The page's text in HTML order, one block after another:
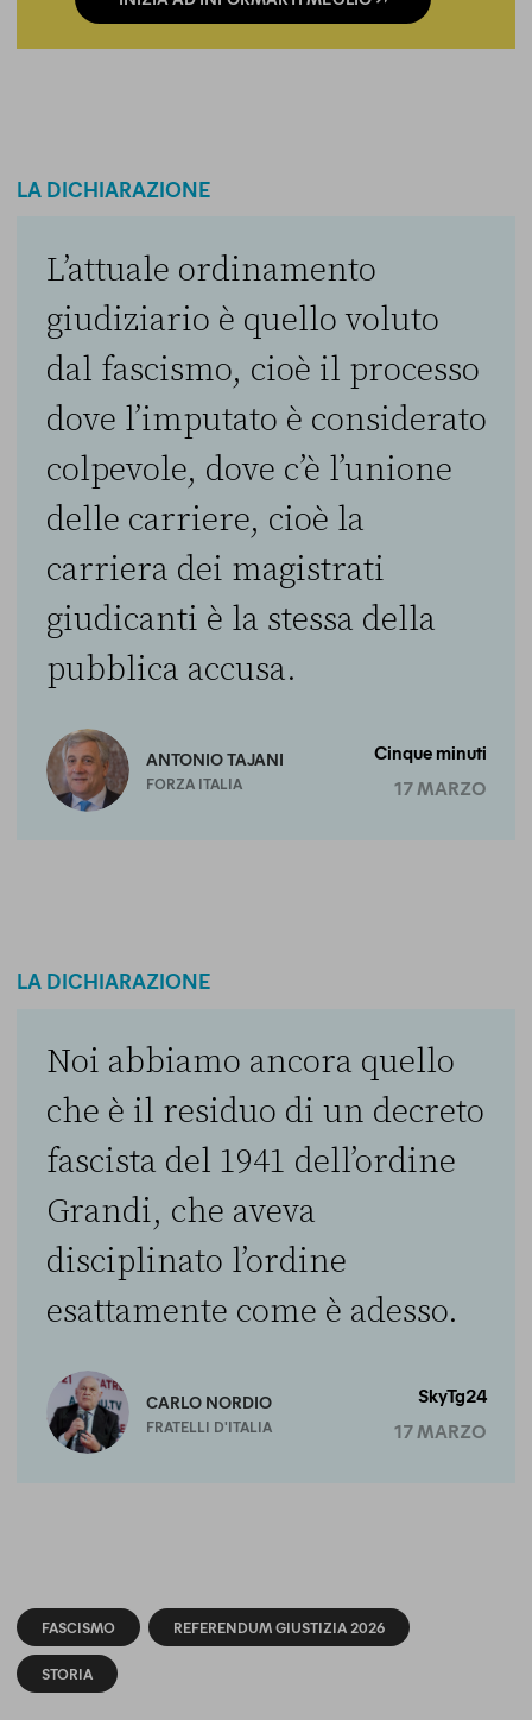
LA DICHIARAZIONE
L’attuale ordinamento
giudiziario è quello voluto
dal fascismo, cioè il processo
dove l’imputato è considerato
colpevole, dove c’è l’unione
delle carriere, cioè la
carriera dei magistrati
giudicanti è la stessa della
pubblica accusa.
ANTONIO TAJANI
FORZA ITALIA
Cinque minuti
17 MARZO
LA DICHIARAZIONE
Noi abbiamo ancora quello
che è il residuo di un decreto
fascista del 1941 dell’ordine
Grandi, che aveva
disciplinato l’ordine
esattamente come è adesso.
CARLO NORDIO
FRATELLI D'ITALIA
SkyTg24
17 MARZO
FASCISMO REFERENDUM GIUSTIZIA 2026
STORIA